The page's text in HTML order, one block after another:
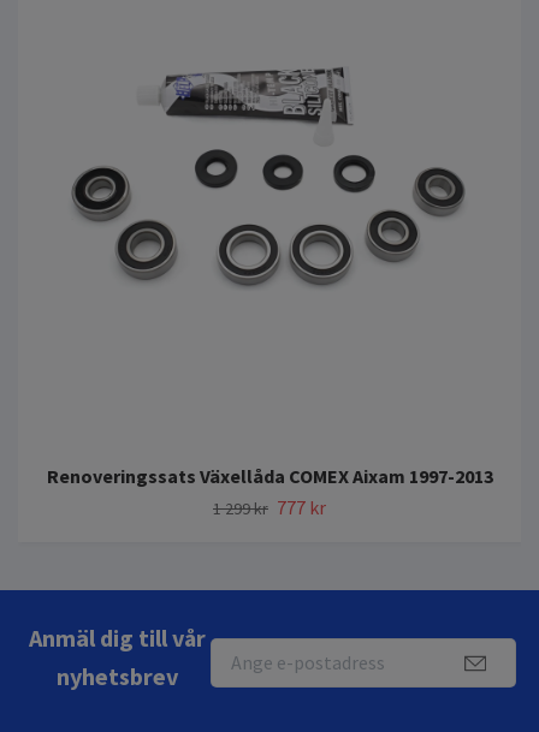
Renoveringssats Växellåda COMEX Aixam 1997-2013
1 299 kr 777 kr
Anmäl dig till vår
nyhetsbrev